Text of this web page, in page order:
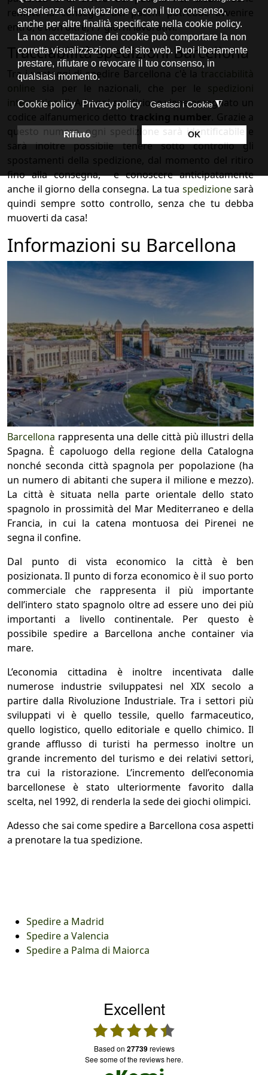
remote la consegna dei pacchi potrebbe avvenire
entro, e non oltre, i 7 giorni lavorativi.
Tracciabilità spedizioni Barcellona
Tra i vantaggi di spedire Barcellona c'è la tracciabilità
online sia per le nazionali, che per le spedizioni
internazionali. Ad ogni spedizione viene assegnato un
codice alfanumerico detto tracking number. Grazie a
questo numero, ogni spedizione sarà identificabile e
sarà inoltre possibile tenere sotto controllo gli
spostamenti della spedizione, dal momento del ritiro
fino alla consegna, e conoscere anticipatamente
anche il giorno della consegna. La tua spedizionesarà
quindi sempre sotto controllo, senza che tu debba
muoverti da casa!
Informazioni su Barcellona
Barcellona rappresenta una delle città più illustri della
Spagna. È capoluogo della regione della Catalogna
nonché seconda città spagnola per popolazione (ha
un numero di abitanti che supera il milione e mezzo).
La città è situata nella parte orientale dello stato
spagnolo in prossimità del Mar Mediterraneo e della
Francia, in cui la catena montuosa dei Pirenei ne
segna il confine.
Dal punto di vista economico la città è ben
posizionata. Il punto di forza economico è il suo porto
commerciale che rappresenta il più importante
dell’intero stato spagnolo oltre ad essere uno dei più
importanti a livello continentale. Per questo è
possibile spedire a Barcellona anche container via
mare.
L’economia cittadina è inoltre incentivata dalle
numerose industrie sviluppatesi nel XIX secolo a
partire dalla Rivoluzione Industriale. Tra i settori più
sviluppati vi è quello tessile, quello farmaceutico,
quello logistico, quello editoriale e quello chimico. Il
grande afflusso di turisti ha permesso inoltre un
grande incremento del turismo e dei relativi settori,
tra cui la ristorazione. L’incremento dell’economia
barcellonese è stato ulteriormente favorito dalla
scelta, nel 1992, di renderla la sede dei giochi olimpici.
Adesso che sai come spedire a Barcellona cosa aspetti
a prenotare la tua spedizione.
Spedire a Madrid
Spedire a Valencia
Spedire a Palma di Maiorca
Excellent
based on 27739reviews
see some of the reviews here.